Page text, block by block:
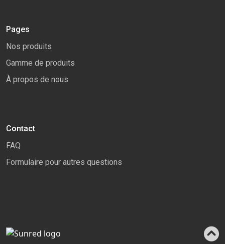
Pages
Nos produits
Gamme de produits
À propos de nous
Contact
FAQ
Formulaire pour autres questions